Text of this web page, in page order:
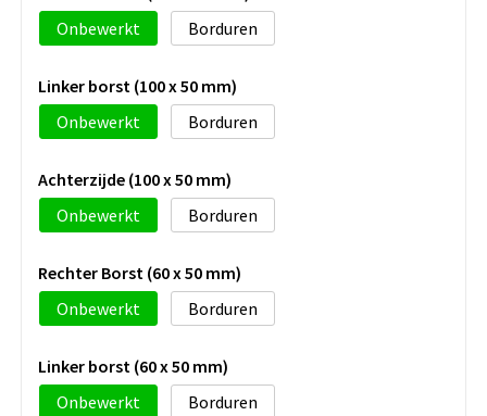
Onbewerkt
Borduren
Linker borst (100 x 50 mm)
Onbewerkt
Borduren
Achterzijde (100 x 50 mm)
Onbewerkt
Borduren
Rechter Borst (60 x 50 mm)
Onbewerkt
Borduren
Linker borst (60 x 50 mm)
Onbewerkt
Borduren